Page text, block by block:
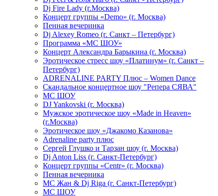
Dj Fire Lady (г.Москва)
Концерт группы «Demo» (г. Москва)
Пенная вечеринка
Dj Alexey Romeo (г. Санкт – Петербург)
Программа «МС ШОУ»
Концерт Александра Барыкина (г. Москва)
Эротическое стресс шоу «Платинум» (г. Санкт –
Петербург)
ADRENALINE PARTY Плюс – Women Dance
Скандальное концертное шоу "Репера СЯВА"
МС ШОУ
DJ Yankovski (г. Москва)
Мужское эротическое шоу «Made in Heaven»
(г.Москва)
Эротическое шоу «Джакомо Казанова»
Adrenaline party плюс
Сергей Глушко и Тарзан шоу (г. Москва)
Dj Anton Liss (г. Санкт-Петербург)
Концерт группы «Centr» (г. Москва)
Пенная вечерника
МС Жан & Dj Riga (г. Санкт-Петербург)
МС ШОУ